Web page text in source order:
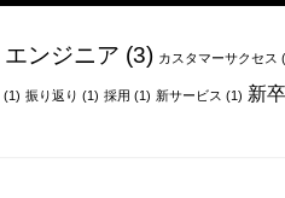
エンジニア (3) カスタマーサクセス
(1) 振り返り (1) 採用 (1) 新サービス (1) 新